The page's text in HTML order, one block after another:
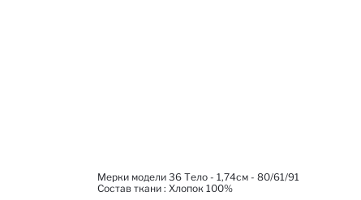
Мерки модели 36 Тело - 1,74см - 80/61/91
Состав ткани : Xлопок 100%